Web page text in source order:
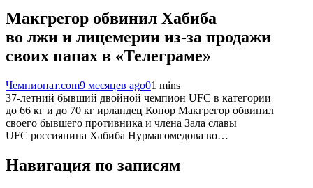
Макгрегор обвинил Хабиба
во лжи и лицемерии из-за продажи
своих папах в «Телеграме»
Чемпионат.com9 месяцев ago01 mins
37-летний бывший двойной чемпион UFC в категории
до 66 кг и до 70 кг ирландец Конор Макгрегор обвинил
своего бывшего противника и члена Зала славы
UFC россиянина Хабиба Нурмагомедова во…
Навигация по записям